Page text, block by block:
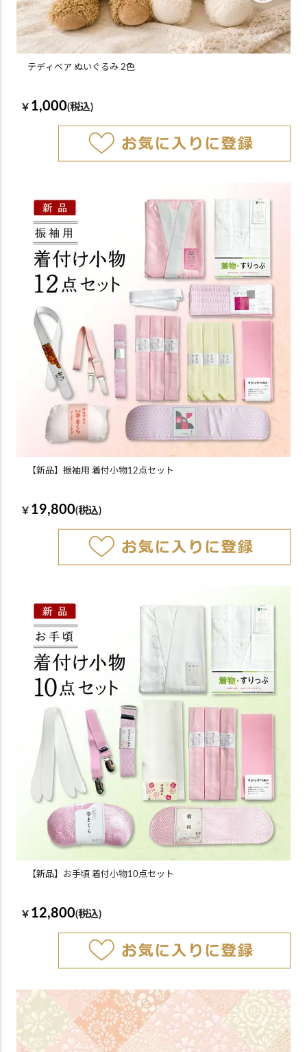
テディベア ぬいぐるみ 2色
￥ 1,000(税込)
【新品】振袖用 着付小物12点セット
￥ 19,800(税込)
【新品】お手頃 着付小物10点セット
￥ 12,800(税込)